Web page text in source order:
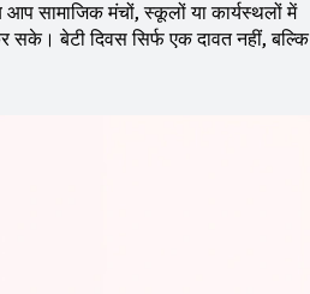
सामाजिक मंचों, स्कूलों या कार्यस्थलों में
सके। बेटी दिवस सिर्फ एक दावत नहीं, बल्कि